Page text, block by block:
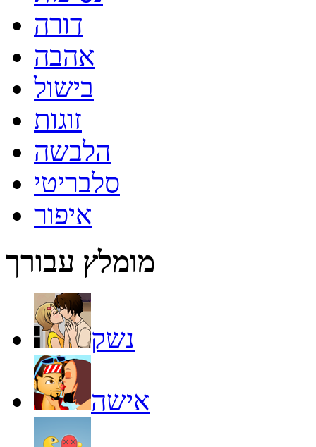
דורה
אהבה
בישול
זוגות
הלבשה
סלבריטי
איפור
מומלץ עבורך
נשק
אישה